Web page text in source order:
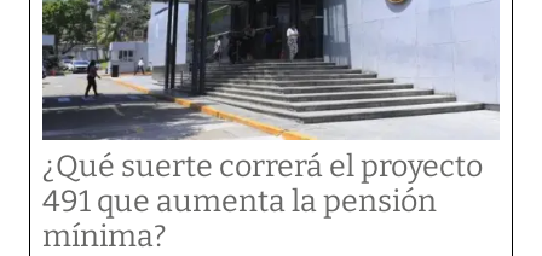
¿Qué suerte correrá el proyecto
491 que aumenta la pensión
mínima?